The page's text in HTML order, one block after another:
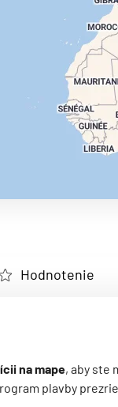
Hodnotenie
na mape, aby ste
plavby